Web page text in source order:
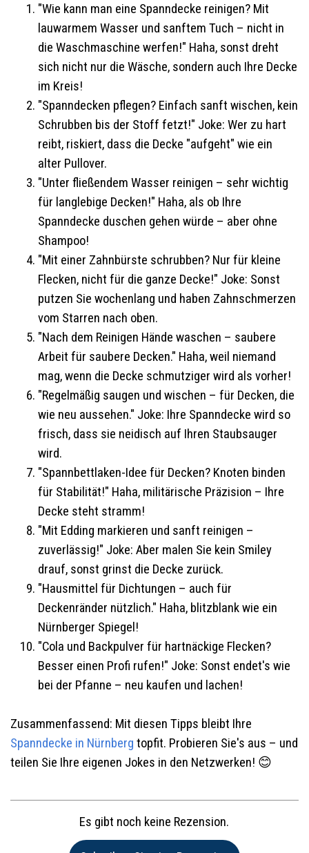
"Wie kann man eine Spanndecke reinigen? Mit
lauwarmem Wasser und sanftem Tuch – nicht in
die Waschmaschine werfen!" Haha, sonst dreht
sich nicht nur die Wäsche, sondern auch Ihre Decke
im Kreis!
"Spanndecken pflegen? Einfach sanft wischen, kein
Schrubben bis der Stoff fetzt!" Joke: Wer zu hart
reibt, riskiert, dass die Decke "aufgeht" wie ein
alter Pullover.
"Unter fließendem Wasser reinigen – sehr wichtig
für langlebige Decken!" Haha, als ob Ihre
Spanndecke duschen gehen würde – aber ohne
Shampoo!
"Mit einer Zahnbürste schrubben? Nur für kleine
Flecken, nicht für die ganze Decke!" Joke: Sonst
putzen Sie wochenlang und haben Zahnschmerzen
vom Starren nach oben.
"Nach dem Reinigen Hände waschen – saubere
Arbeit für saubere Decken." Haha, weil niemand
mag, wenn die Decke schmutziger wird als vorher!
"Regelmäßig saugen und wischen – für Decken, die
wie neu aussehen." Joke: Ihre Spanndecke wird so
frisch, dass sie neidisch auf Ihren Staubsauger
wird.
"Spannbettlaken-Idee für Decken? Knoten binden
für Stabilität!" Haha, militärische Präzision – Ihre
Decke steht stramm!
"Mit Edding markieren und sanft reinigen –
zuverlässig!" Joke: Aber malen Sie kein Smiley
drauf, sonst grinst die Decke zurück.
"Hausmittel für Dichtungen – auch für
Deckenränder nützlich." Haha, blitzblank wie ein
Nürnberger Spiegel!
"Cola und Backpulver für hartnäckige Flecken?
Besser einen Profi rufen!" Joke: Sonst endet's wie
bei der Pfanne – neu kaufen und lachen!
Zusammenfassend: Mit diesen Tipps bleibt Ihre
Spanndecke in Nürnberg topfit. Probieren Sie's aus – und
teilen Sie Ihre eigenen Jokes in den Netzwerken! 😊
Es gibt noch keine Rezension.